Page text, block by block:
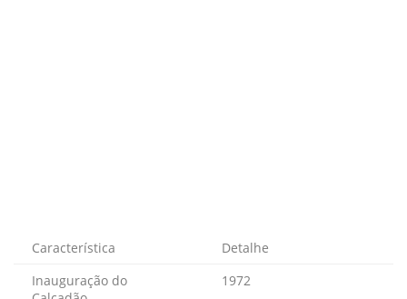
Característica
Detalhe
Inauguração do
1972